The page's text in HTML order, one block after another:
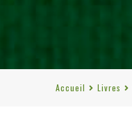
Accueil Livres